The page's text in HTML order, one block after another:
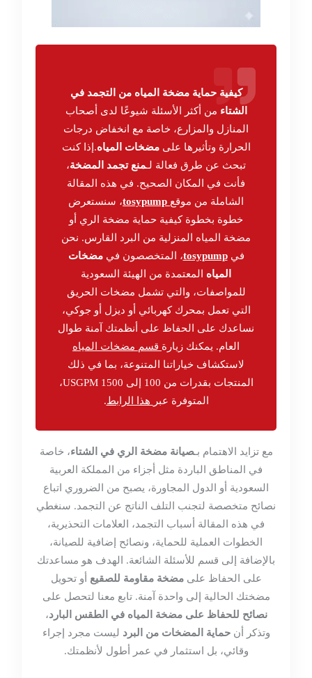
كيفية حماية مضخة المياه من التجمد في
الشتاء من أكثر الأسئلة شيوعًا لدى أصحاب
المنازل والمزارع، خاصة مع انخفاض درجات
الحرارة وتأثيرها علىمضخات المياه.إذا كنت
تبحث عن طرق فعالة لـمنع تجمد المضخة،
فأنت في المكان الصحيح. في هذه المقالة
الشاملة من موقع tosypump، سنستعرض
خطوة بخطوة كيفية حماية مضخة الري أو
مضخة المياه المنزلية من البرد القارس. نحن
فيtosypump، المتخصصون فيمضخات
المياه المعتمدة من الهيئة السعودية
للمواصفات، والتي تشمل مضخات الحريق
التي تعمل بمحرك كهربائي أو ديزل أو جوكي،
نساعدك على الحفاظ على أنظمتك آمنة طوال
العام. يمكنك زيارة قسم مضخات المياه
لاستكشاف خياراتنا المتنوعة، بما في ذلك
المنتجات بقدرات من 100 إلى 1500 USGPM،
المتوفرة عبر هذا الرابط.
مع تزايد الاهتمام بـصيانة مضخة الري في الشتاء، خاصة
في المناطق الباردة مثل أجزاء من المملكة العربية
السعودية أو الدول المجاورة، يصبح من الضروري اتباع
نصائح متخصصة لتجنب التلف الناتج عن التجمد. سنغطي
في هذه المقالة أسباب التجمد، العلامات التحذيرية،
الخطوات العملية للحماية، ونصائح إضافية للصيانة،
بالإضافة إلى قسم للأسئلة الشائعة. الهدف هو مساعدتك
على الحفاظ علىمضخة مقاومة للصقيع أو تحويل
مضختك الحالية إلى واحدة آمنة. تابع معنا لتحصل على
نصائح للحفاظ على مضخة المياه في الطقس البارد،
وتذكر أنحماية المضخات من البرد ليست مجرد إجراء
وقائي، بل استثمار في عمر أطول لأنظمتك.